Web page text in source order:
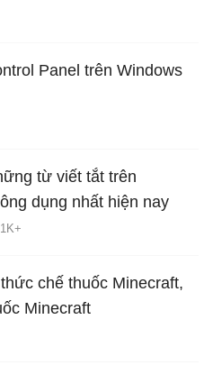
Ích
Panel trên Windows
từ viết tắt trên
dụng nhất hiện nay
1K+
chế thuốc Minecraft,
Minecraft